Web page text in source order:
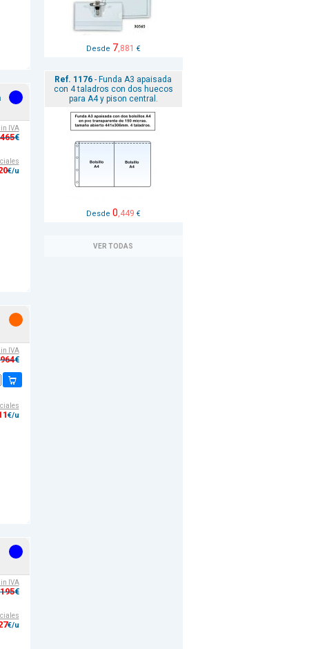
IVA
€
€/u
IVA
€
€/u
IVA
€
€/u
Desde 7,881 €
Ref. 1176 - Funda A3 apaisada
con 4 taladros con dos huecos
para A4 y pison central.
Desde 0,449 €
VER TODAS